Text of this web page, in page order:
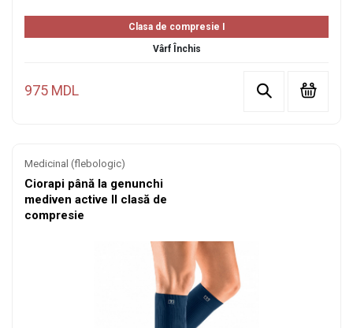
Clasa de compresie I
Vârf Închis
975 MDL
Medicinal (flebologic)
Ciorapi până la genunchi
mediven active II clasă de
compresie